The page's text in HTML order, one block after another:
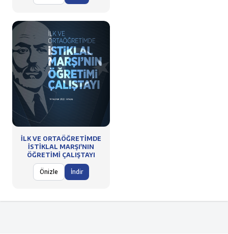
İLK VE ORTAÖĞRETİMDE
İSTİKLAL MARŞI'NIN
ÖĞRETİMİ ÇALIŞTAYI
Önizle İndir